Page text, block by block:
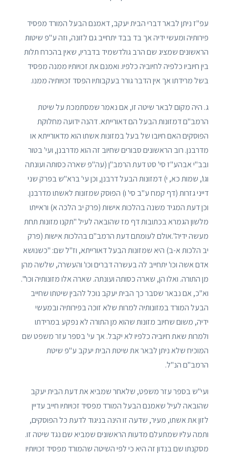
עפ"ז ניתן לבאר דברי הבית יעקב, דאמנם הבעל המורד מפסיד
פירותיה ומעשי ידיה אך בד בבד יתחייב גם לזונה, וזה ע"פ שיטות
הראשונים שמציג שם הרב גולדשמיד בדבריו, שאין בהכרח תלות
בין חיוביו כלפיה לחיוביה כלפיו. ואמנם את זכויותיו ממנה מפסיד
בשל מרידתו אך אין הדבר גורר בעקבותיו הפסד זכויותיה ממנו.
ג. היה מקום לבאר שיטה זו, אם נאמר שמסתמכת על שיטת
הרמב"ם דמזונות הבעל הם דאורייתא. דהנה ידועה מחלוקת
הפוסקים האם חיובו של בעל במזונות אשתו הוא מדאורייתא או
מדרבנן. רוב הראשונים סבורים שחיוב זה הוא מדרבנן, ועי' בטור
ובב"י אבהע"ז סי' סט דעת הרמב"ן (עה"פ שארה כסותה ועונתה
וגו', שמות כא, י) דמזונות הבעל דרבנן, וכן עי' ברא"ש בפרק שני
דייני גזרות (דף קמח ע"ב סי' ו) הפוסק שמזונות לאשתו מדרבנן.
וכן דעת המגיד משנה בהלכות אישות (פרק יב הלכה א) וראייתו
מלשון הגמרא בכתובות דף מז שהובאה לעיל "תקנו מזונות תחת
מעשה ידיה".אולם לעומתם דעת הרמב"ם בהלכות אישות (פרק
יב הלכות א-ב) היא שמזונות הבעל דאורייתא, וז"ל שם: "כשנושא
אדם אשה וכו' יתחייב לה בעשרה דברים וכו' והעשרה, שלשה מהן
מן התורה. ואלו הן, שארה כסותה ועונתה. שארה אלו מזונותיה וכו'".
וא"כ, אם נבאר שסבר כך הבית יעקב נוכל להבין שיטתו שחייב
הבעל המורד במזונותיה למרות שלא זוכה בפירותיה ובמעשי
ידיה, משום שחיוב מזונות שהוא מן התורה לא נפקע במרידתו
ולמרות שאת חיוביה כלפיו לא יקבל. אך עי' בספר עזר משפט שם
המוכיח שלא ניתן לבאר את שיטת הבית יעקב ע"פ שיטת
הרמב"ם הנ"ל.
ועי"ש בספר עזר משפט, שלאחר שמביא את דעת הבית יעקב
שהובאה לעיל שאמנם הבעל המורד מפסיד זכויותיו חייב עדיין
לזון את אשתו, מעיר, שדעה זו הינה בניגוד לדעת כל הפוסקים,
ותמה עליו שמתעלם מדעות הראשונים שמביא שם נגד שיטה זו.
מסקנתו שם בנדון זה היא כי לפי השיטה שהמורד מפסיד זכויותיו